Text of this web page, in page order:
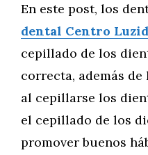
En este post, los
dental Centro
cepillado de los
correcta, además de
al cepillarse los
el cepillado de los
promover buenos